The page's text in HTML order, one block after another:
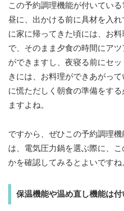
この予約調理機能が付いてい
昼に、出かける前に具材を入
に家に帰ってきた頃には、お
で、そのまま夕食の時間にア
ができますし、夜寝る前にセ
きには、お料理ができあがっ
に慌ただしく朝食の準備をす
ますよね。
ですから、ぜひこの予約調理
は、電気圧力鍋を選ぶ際に、
かを確認してみるとよいですね
保温機能や温め直し機能は付